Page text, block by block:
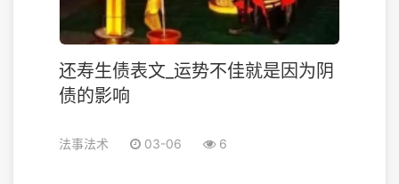
还寿生债表文_运势不佳就是因为阴
债的影响
法事法术 03-06 6